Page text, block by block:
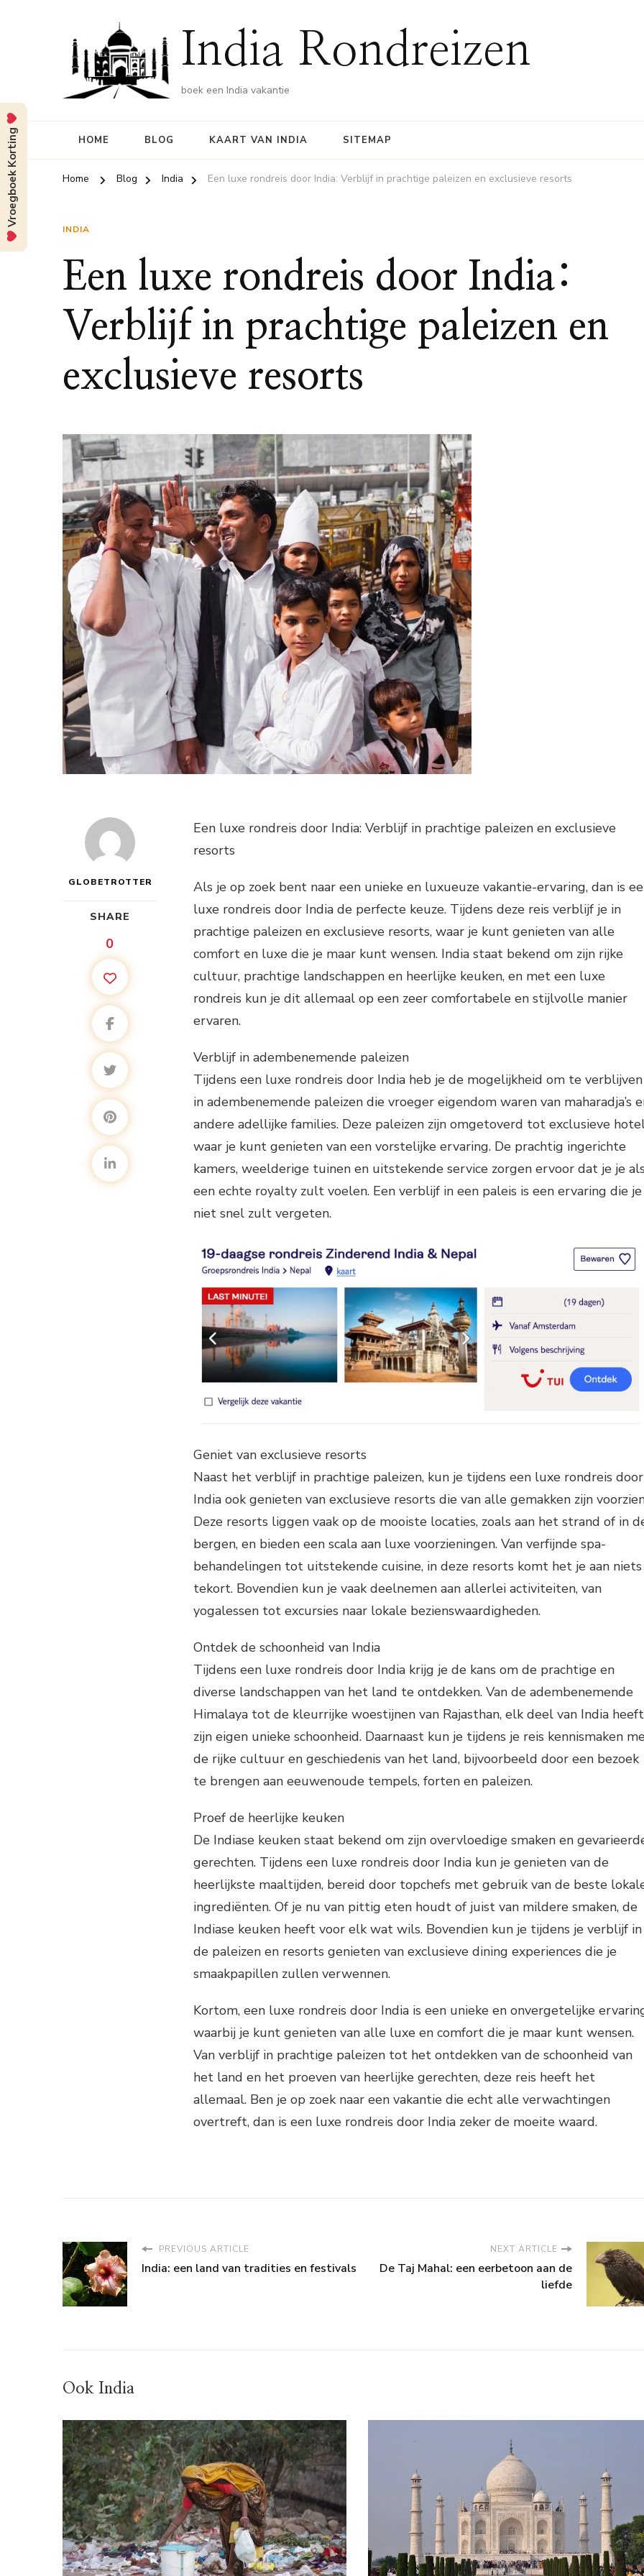
India Rondreizen
boek een India vakantie
HOME BLOG KAART VAN INDIA SITEMAP
Home Blog India Een luxe rondreis door India: Verblijf in prachtige paleizen en exclusieve resorts
INDIA
Een luxe rondreis door India:
Verblijf in prachtige paleizen en
exclusieve resorts
GLOBETROTTER
SHARE
0
Een luxe rondreis door India: Verblijf in prachtige paleizen en exclusieve
resorts
Als je op zoek bent naar een unieke en luxueuze vakantie-ervaring, dan is
luxe rondreis door India de perfecte keuze. Tijdens deze reis verblijf je in
prachtige paleizen en exclusieve resorts, waar je kunt genieten van alle
comfort en luxe die je maar kunt wensen. India staat bekend om zijn rijke
cultuur, prachtige landschappen en heerlijke keuken, en met een luxe
rondreis kun je dit allemaal op een zeer comfortabele en stijlvolle manier
ervaren.
Verblijf in adembenemende paleizen
Tijdens een luxe rondreis door India heb je de mogelijkheid om te verblijven
in adembenemende paleizen die vroeger eigendom waren van maharadja’s
andere adellijke families. Deze paleizen zijn omgetoverd tot exclusieve
waar je kunt genieten van een vorstelijke ervaring. De prachtig ingerichte
kamers, weelderige tuinen en uitstekende service zorgen ervoor dat je je
een echte royalty zult voelen. Een verblijf in een paleis is een ervaring die je
niet snel zult vergeten.
Geniet van exclusieve resorts
Naast het verblijf in prachtige paleizen, kun je tijdens een luxe rondreis door
India ook genieten van exclusieve resorts die van alle gemakken zijn
Deze resorts liggen vaak op de mooiste locaties, zoals aan het strand of in
bergen, en bieden een scala aan luxe voorzieningen. Van verfijnde spa-
behandelingen tot uitstekende cuisine, in deze resorts komt het je aan niets
tekort. Bovendien kun je vaak deelnemen aan allerlei activiteiten, van
yogalessen tot excursies naar lokale bezienswaardigheden.
Ontdek de schoonheid van India
Tijdens een luxe rondreis door India krijg je de kans om de prachtige en
diverse landschappen van het land te ontdekken. Van de adembenemende
Himalaya tot de kleurrijke woestijnen van Rajasthan, elk deel van India heeft
zijn eigen unieke schoonheid. Daarnaast kun je tijdens je reis kennismaken
de rijke cultuur en geschiedenis van het land, bijvoorbeeld door een bezoek
te brengen aan eeuwenoude tempels, forten en paleizen.
Proef de heerlijke keuken
De Indiase keuken staat bekend om zijn overvloedige smaken en
gerechten. Tijdens een luxe rondreis door India kun je genieten van de
heerlijkste maaltijden, bereid door topchefs met gebruik van de beste
ingrediënten. Of je nu van pittig eten houdt of juist van mildere smaken, de
Indiase keuken heeft voor elk wat wils. Bovendien kun je tijdens je verblijf in
de paleizen en resorts genieten van exclusieve dining experiences die je
smaakpapillen zullen verwennen.
Kortom, een luxe rondreis door India is een unieke en onvergetelijke
waarbij je kunt genieten van alle luxe en comfort die je maar kunt wensen.
Van verblijf in prachtige paleizen tot het ontdekken van de schoonheid van
het land en het proeven van heerlijke gerechten, deze reis heeft het
allemaal. Ben je op zoek naar een vakantie die echt alle verwachtingen
overtreft, dan is een luxe rondreis door India zeker de moeite waard.
PREVIOUS ARTICLE
India: een land van tradities en festivals
NEXT ARTICLE
De Taj Mahal: een eerbetoon aan de
liefde
Ook India
Vroegboek Korting